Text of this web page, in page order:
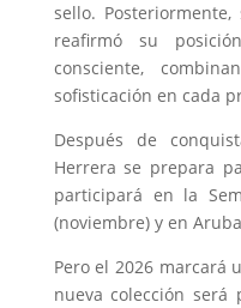
sello.
reafirmó su
consciente,
sofisticación en cada
Después de
Herrera se prepara
participará en la
(noviembre) y en
Pero el 2026 marcará
nueva colección